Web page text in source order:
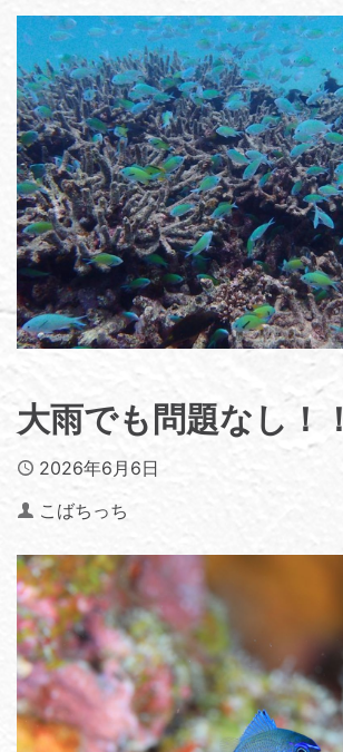
大雨でも問題なし！！
Published
2026年6月6日
Author
こばちっち